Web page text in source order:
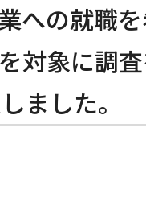
への就職
対象に調
ました。